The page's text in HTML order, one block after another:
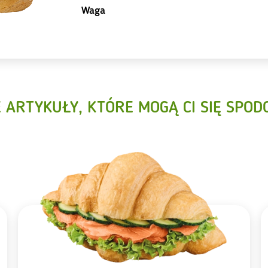
Waga
ARTYKUŁY, KTÓRE MOGĄ CI SIĘ